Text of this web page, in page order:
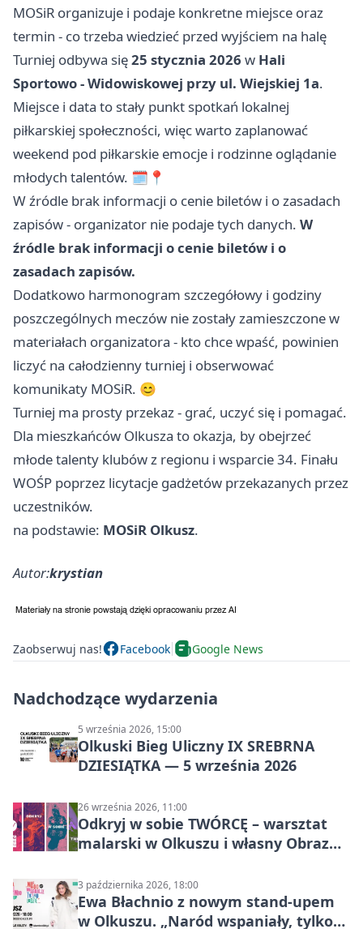
MOSiR organizuje i podaje konkretne miejsce oraz
termin - co trzeba wiedzieć przed wyjściem na halę
Turniej odbywa się25 stycznia 2026 w Hali
Sportowo - Widowiskowej przy ul. Wiejskiej 1a.
Miejsce i data to stały punkt spotkań lokalnej
piłkarskiej społeczności, więc warto zaplanować
weekend pod piłkarskie emocje i rodzinne oglądanie
młodych talentów. 🗓️📍
W źródle brak informacji o cenie biletów i o zasadach
zapisów - organizator nie podaje tych danych. W
źródle brak informacji o cenie biletów i o
zasadach zapisów.
Dodatkowo harmonogram szczegółowy i godziny
poszczególnych meczów nie zostały zamieszczone w
materiałach organizatora - kto chce wpaść, powinien
liczyć na całodzienny turniej i obserwować
komunikaty MOSiR. 😊
Turniej ma prosty przekaz - grać, uczyć się i pomagać.
Dla mieszkańców Olkusza to okazja, by obejrzeć
młode talenty klubów z regionu i wsparcie 34. Finału
WOŚP poprzez licytacje gadżetów przekazanych przez
uczestników.
na podstawie: MOSiR Olkusz.
Autor:krystian
Zaobserwuj nas! Facebook Google News
Nadchodzące wydarzenia
5 września 2026, 15:00
Olkuski Bieg Uliczny IX SREBRNA
DZIESIĄTKA — 5 września 2026
26 września 2026, 11:00
Odkryj w sobie TWÓRCĘ – warsztat
malarski w Olkuszu i własny Obraz
3 października 2026, 18:00
Ewa Błachnio z nowym stand-upem
w Olkuszu. „Naród wspaniały, tylko